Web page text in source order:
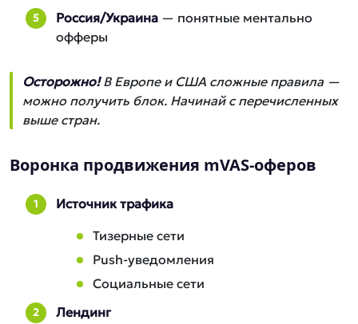
Россия/Украина — понятные ментально
офферы
Осторожно!В Европе и США сложные правила —
можно получить блок. Начинай с перечисленных
выше стран.
Воронка продвижения mVAS-оферов
Источник трафика
Тизерные сети
Push-уведомления
Социальные сети
Лендинг